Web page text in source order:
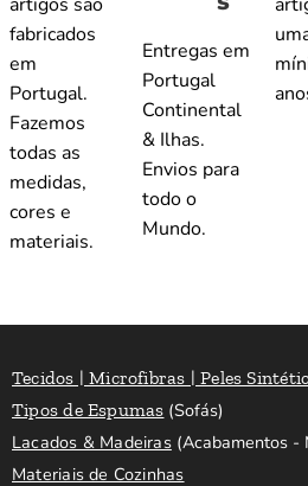
fabricados
em
Portugal.
Fazemos
todas as
medidas,
cores e
materiais.
Entregas em
Portugal
Continental
& Ilhas.
Envios para
todo o
Mundo.
Tecidos | Microfibras | Peles
Tipos de Espumas (Sofás)
Lacados & Madeiras(Acabamentos -
Materiais de Cozinhas